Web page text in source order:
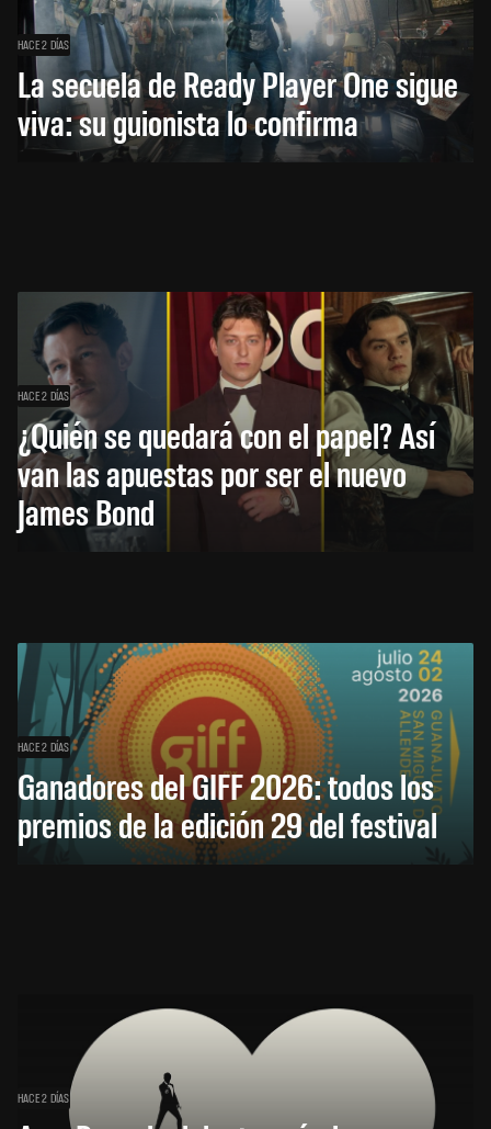
HACE 2 DÍAS
La secuela de Ready Player One sigue
viva: su guionista lo confirma
HACE 2 DÍAS
¿Quién se quedará con el papel? Así
van las apuestas por ser el nuevo
James Bond
HACE 2 DÍAS
Ganadores del GIFF 2026: todos los
premios de la edición 29 del festival
HACE 2 DÍAS